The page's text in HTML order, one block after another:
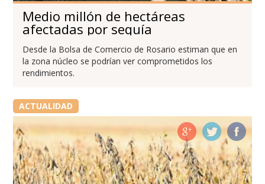
Medio millón de hectáreas
afectadas por sequía
Desde la Bolsa de Comercio de Rosario estiman que en
la zona núcleo se podrían ver comprometidos los
rendimientos.
ACTUALIDAD